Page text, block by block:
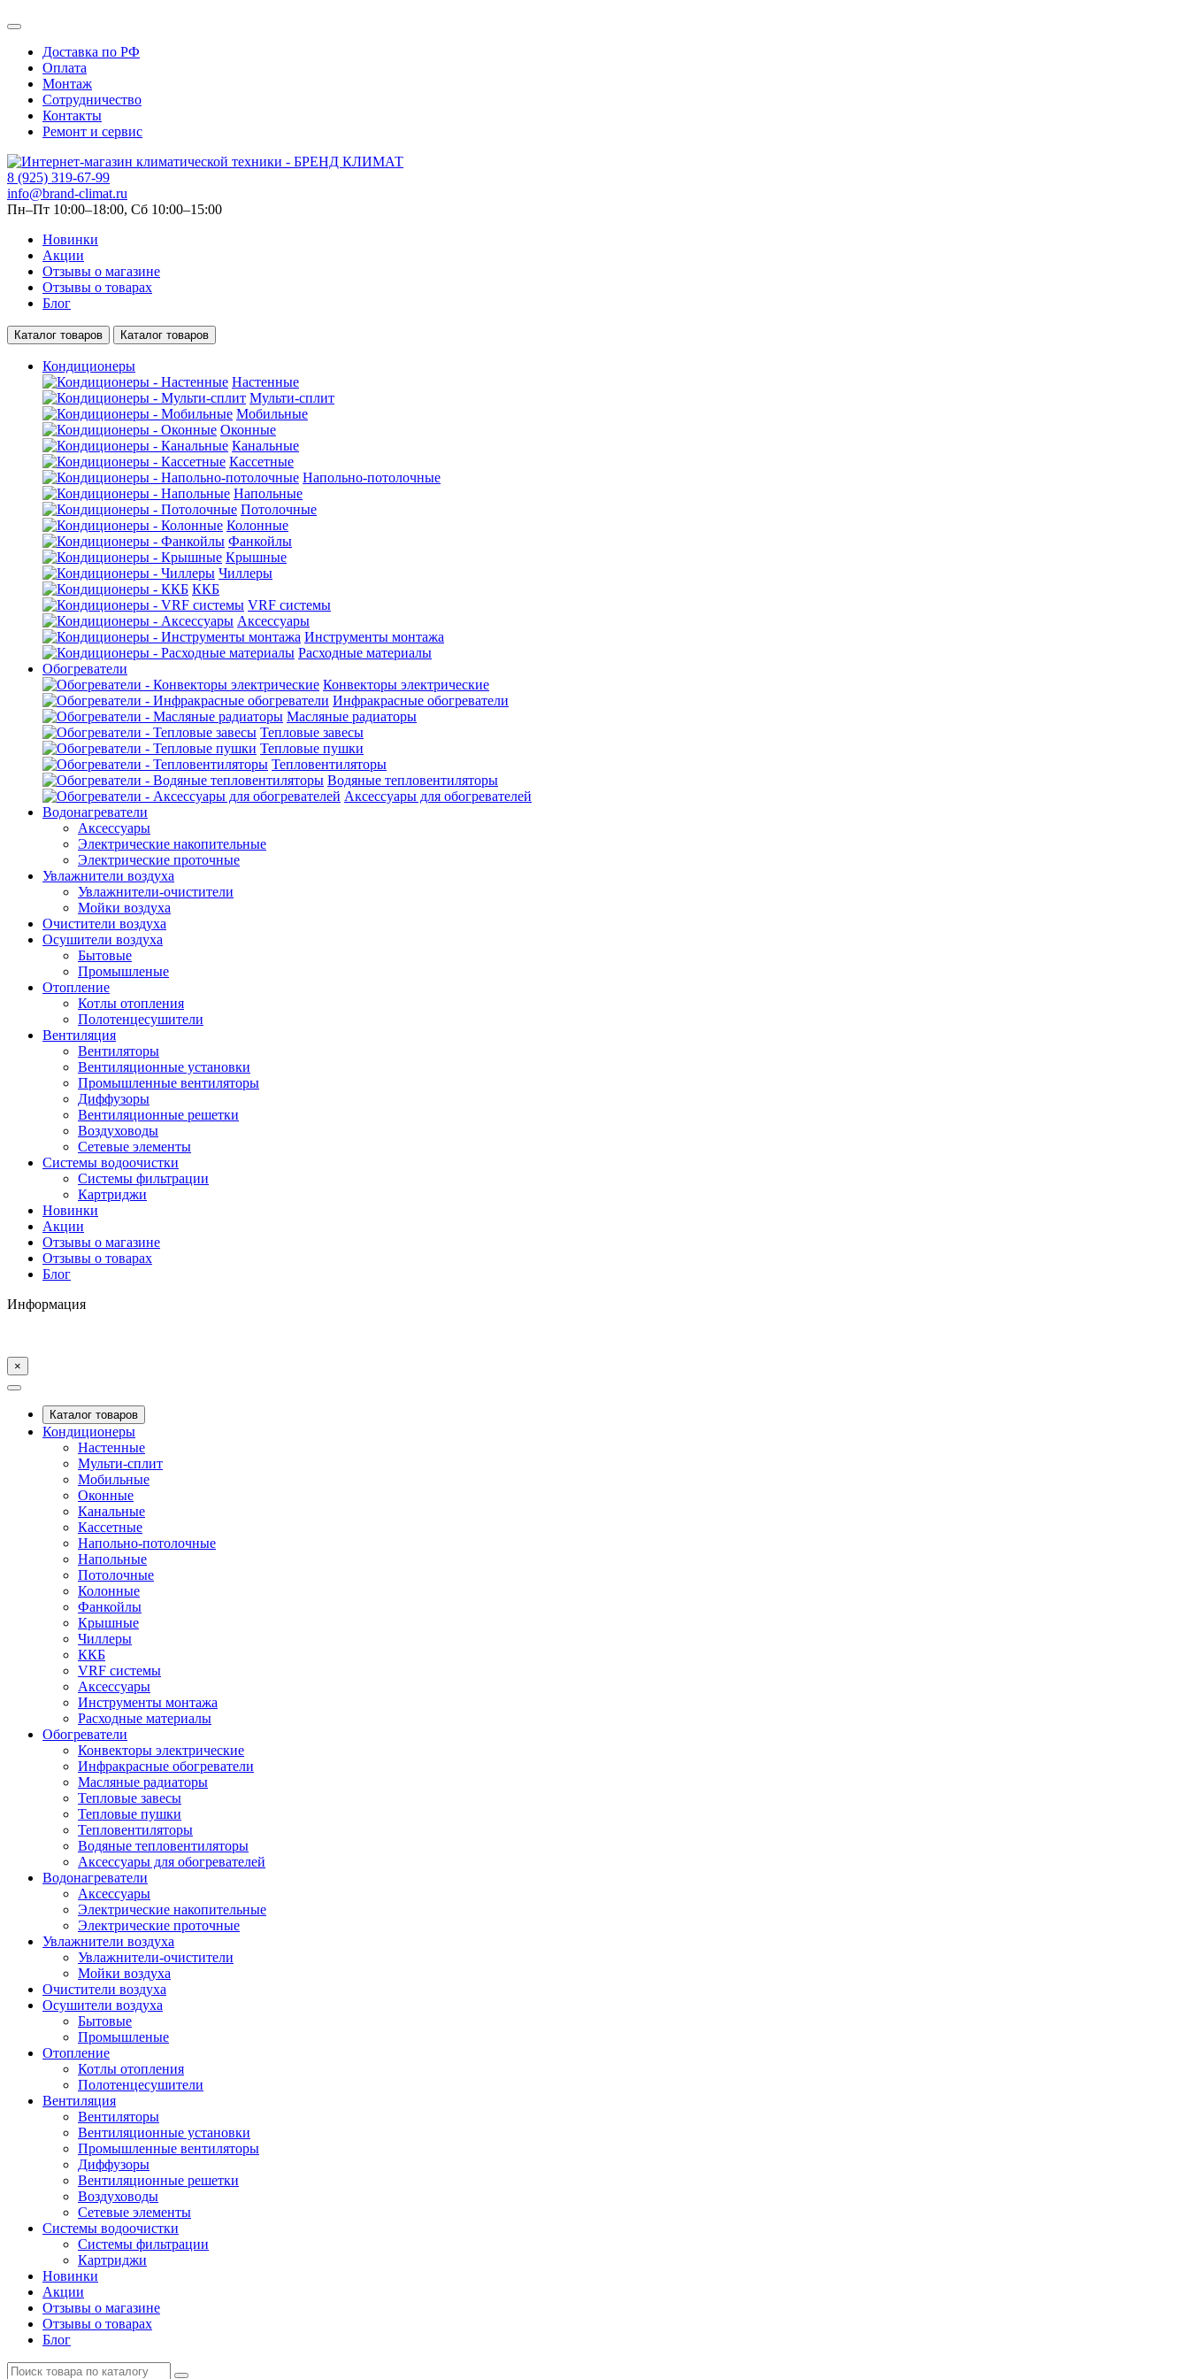
Доставка по РФ
Оплата
Монтаж
Сотрудничество
Контакты
Ремонт и сервис
8 (925) 319-67-99
info@brand-climat.ru
Пн–Пт 10:00–18:00, Сб 10:00–15:00
Новинки
Акции
Отзывы о магазине
Отзывы о товарах
Блог
Каталог товаров Каталог товаров
Кондиционеры
Настенные
Мульти-сплит
Мобильные
Оконные
Канальные
Кассетные
Напольно-потолочные
Напольные
Потолочные
Колонные
Фанкойлы
Крышные
Чиллеры
ККБ
VRF системы
Аксессуары
Инструменты монтажа
Расходные материалы
Обогреватели
Конвекторы электрические
Инфракрасные обогреватели
Масляные радиаторы
Тепловые завесы
Тепловые пушки
Тепловентиляторы
Водяные тепловентиляторы
Аксессуары для обогревателей
Водонагреватели
Аксессуары
Электрические накопительные
Электрические проточные
Увлажнители воздуха
Увлажнители-очистители
Мойки воздуха
Очистители воздуха
Осушители воздуха
Бытовые
Промышленые
Отопление
Котлы отопления
Полотенцесушители
Вентиляция
Вентиляторы
Вентиляционные установки
Промышленные вентиляторы
Диффузоры
Вентиляционные решетки
Воздуховоды
Сетевые элементы
Системы водоочистки
Системы фильтрации
Картриджи
Новинки
Акции
Отзывы о магазине
Отзывы о товарах
Блог
Информация
×
Каталог товаров
Кондиционеры
Настенные
Мульти-сплит
Мобильные
Оконные
Канальные
Кассетные
Напольно-потолочные
Напольные
Потолочные
Колонные
Фанкойлы
Крышные
Чиллеры
ККБ
VRF системы
Аксессуары
Инструменты монтажа
Расходные материалы
Обогреватели
Конвекторы электрические
Инфракрасные обогреватели
Масляные радиаторы
Тепловые завесы
Тепловые пушки
Тепловентиляторы
Водяные тепловентиляторы
Аксессуары для обогревателей
Водонагреватели
Аксессуары
Электрические накопительные
Электрические проточные
Увлажнители воздуха
Увлажнители-очистители
Мойки воздуха
Очистители воздуха
Осушители воздуха
Бытовые
Промышленые
Отопление
Котлы отопления
Полотенцесушители
Вентиляция
Вентиляторы
Вентиляционные установки
Промышленные вентиляторы
Диффузоры
Вентиляционные решетки
Воздуховоды
Сетевые элементы
Системы водоочистки
Системы фильтрации
Картриджи
Новинки
Акции
Отзывы о магазине
Отзывы о товарах
Блог